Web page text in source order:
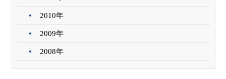
2010年
2009年
2008年